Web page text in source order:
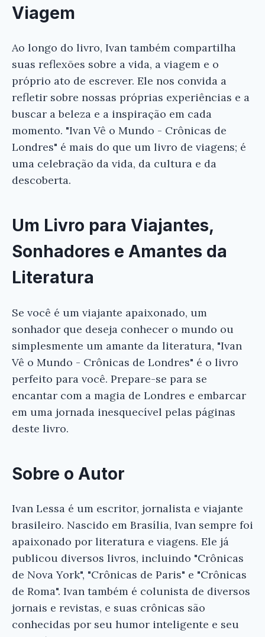
Viagem
Ao longo do livro, Ivan também compartilha
suas reflexões sobre a vida, a viagem e o
próprio ato de escrever. Ele nos convida a
refletir sobre nossas próprias experiências e a
buscar a beleza e a inspiração em cada
momento. "Ivan Vê o Mundo - Crônicas de
Londres" é mais do que um livro de viagens; é
uma celebração da vida, da cultura e da
descoberta.
Um Livro para Viajantes,
Sonhadores e Amantes da
Literatura
Se você é um viajante apaixonado, um
sonhador que deseja conhecer o mundo ou
simplesmente um amante da literatura, "Ivan
Vê o Mundo - Crônicas de Londres" é o livro
perfeito para você. Prepare-se para se
encantar com a magia de Londres e embarcar
em uma jornada inesquecível pelas páginas
deste livro.
Sobre o Autor
Ivan Lessa é um escritor, jornalista e viajante
brasileiro. Nascido em Brasília, Ivan sempre foi
apaixonado por literatura e viagens. Ele já
publicou diversos livros, incluindo "Crônicas
de Nova York", "Crônicas de Paris" e "Crônicas
de Roma". Ivan também é colunista de diversos
jornais e revistas, e suas crônicas são
conhecidas por seu humor inteligente e seu